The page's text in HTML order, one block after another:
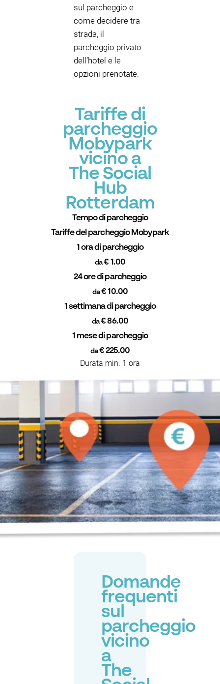
sul parcheggio e
come decidere tra
strada, il
parcheggio privato
dell’hotel e le
opzioni prenotate.
Tariffe di
parcheggio
Mobypark
vicino a
The Social
Hub
Rotterdam
Tempo di parcheggio
Tariffe del parcheggio Mobypark
1 ora di parcheggio
da€ 1.00
24 ore di parcheggio
da€ 10.00
1 settimana di parcheggio
da€ 86.00
1 mese di parcheggio
da€ 225.00
Durata min. 1 ora
Domande
frequenti
sul
parcheggio
vicino
a
The